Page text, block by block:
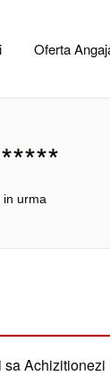
Oferta
in urma